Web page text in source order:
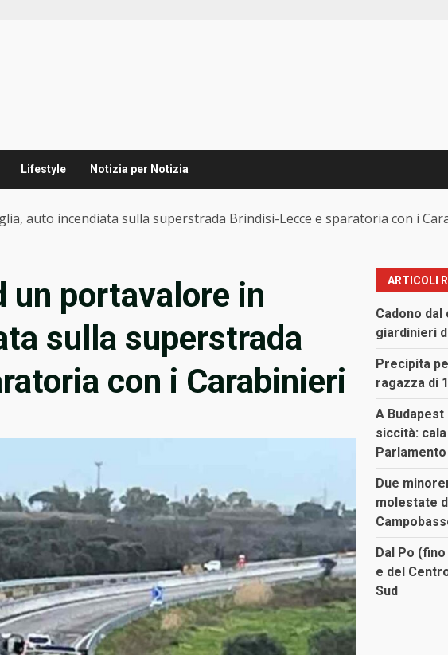
Lifestyle Notizia per Notizia
auto incendiata sulla superstrada Brindisi-Lecce e sparatoria con i
un portavalore in
sulla superstrada
con i Carabinieri
ARTICOLI
Cadono
giardinieri
Precipita
ragazza di
A Budapest
siccità:
Due
molestate
Dal Po
e del
Sud